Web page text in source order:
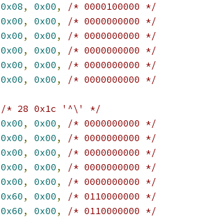
0x08, 0x00,
/* 0000100000 */
0x00, 0x00,
/* 0000000000 */
0x00, 0x00,
/* 0000000000 */
0x00, 0x00,
/* 0000000000 */
0x00, 0x00,
/* 0000000000 */
0x00, 0x00, /* 0000000000 */
/* 28 0x1c '^\' */
0x00, 0x00,
/* 0000000000 */
0x00, 0x00,
/* 0000000000 */
0x00, 0x00,
/* 0000000000 */
0x00, 0x00,
/* 0000000000 */
0x00, 0x00,
/* 0000000000 */
0x60, 0x00,
/* 0110000000 */
0x60, 0x00,
/* 0110000000 */